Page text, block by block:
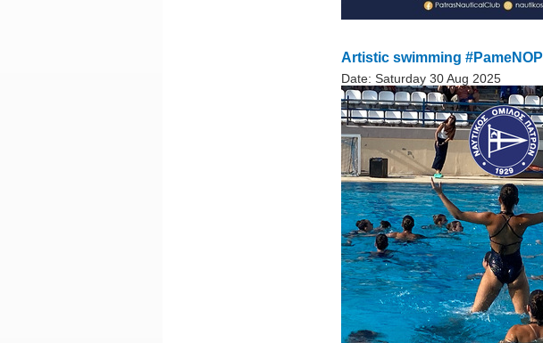
Artistic swimming #PameNOP
Date: Saturday 30 Aug 2025